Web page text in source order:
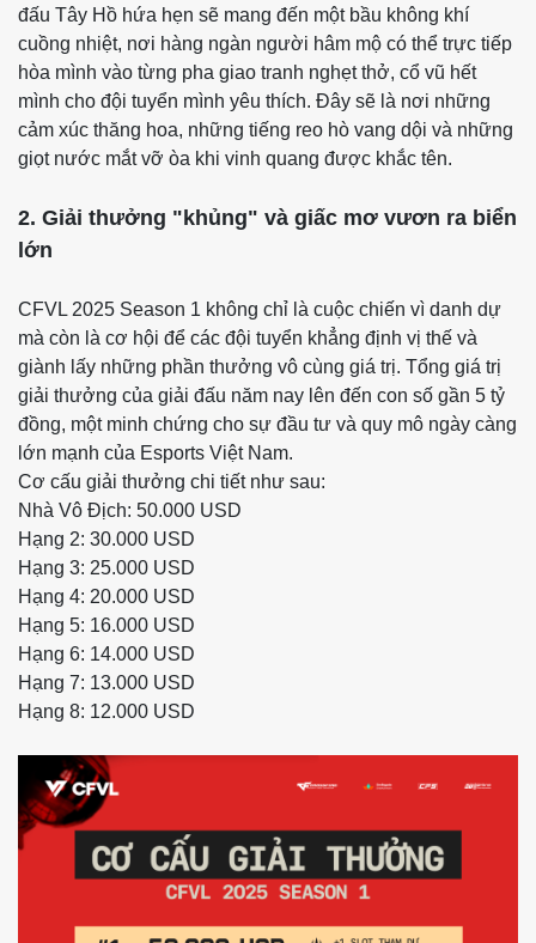
đấu Tây Hồ hứa hẹn sẽ mang đến một bầu không khí
cuồng nhiệt, nơi hàng ngàn người hâm mộ có thể trực tiếp
hòa mình vào từng pha giao tranh nghẹt thở, cổ vũ hết
mình cho đội tuyển mình yêu thích. Đây sẽ là nơi những
cảm xúc thăng hoa, những tiếng reo hò vang dội và những
giọt nước mắt vỡ òa khi vinh quang được khắc tên.
2. Giải thưởng "khủng" và giấc mơ vươn ra biển
lớn
CFVL 2025 Season 1 không chỉ là cuộc chiến vì danh dự
mà còn là cơ hội để các đội tuyển khẳng định vị thế và
giành lấy những phần thưởng vô cùng giá trị. Tổng giá trị
giải thưởng của giải đấu năm nay lên đến con số gần 5 tỷ
đồng, một minh chứng cho sự đầu tư và quy mô ngày càng
lớn mạnh của Esports Việt Nam.
Cơ cấu giải thưởng chi tiết như sau:
Nhà Vô Địch: 50.000 USD
Hạng 2: 30.000 USD
Hạng 3: 25.000 USD
Hạng 4: 20.000 USD
Hạng 5: 16.000 USD
Hạng 6: 14.000 USD
Hạng 7: 13.000 USD
Hạng 8: 12.000 USD